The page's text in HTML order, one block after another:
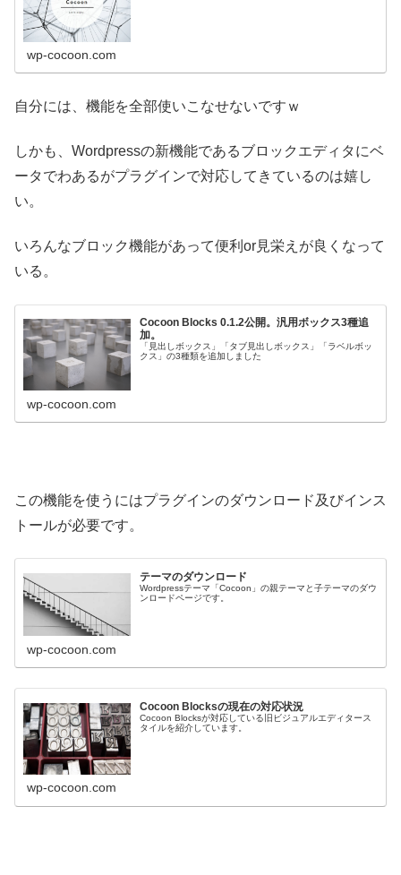
wp-cocoon.com
自分には、機能を全部使いこなせないですｗ
しかも、Wordpressの新機能であるブロックエディタにベ
ータでわあるがプラグインで対応してきているのは嬉し
い。
いろんなブロック機能があって便利or見栄えが良くなって
いる。
Cocoon Blocks 0.1.2公開。汎用ボックス3種追
加。
「見出しボックス」「タブ見出しボックス」「ラベルボッ
クス」の3種類を追加しました
wp-cocoon.com
この機能を使うにはプラグインのダウンロード及びインス
トールが必要です。
テーマのダウンロード
Wordpressテーマ「Cocoon」の親テーマと子テーマのダウ
ンロードページです。
wp-cocoon.com
Cocoon Blocksの現在の対応状況
Cocoon Blocksが対応している旧ビジュアルエディタース
タイルを紹介しています。
wp-cocoon.com